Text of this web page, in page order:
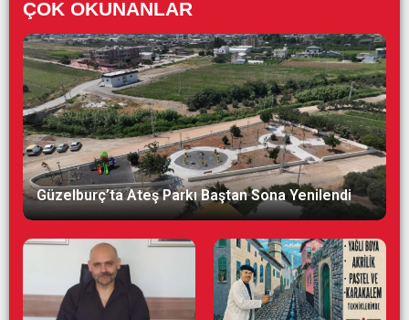
ÇOK OKUNANLAR
Güzelburç’ta Ateş Parkı Baştan Sona Yenilendi